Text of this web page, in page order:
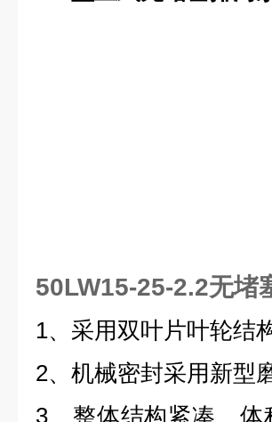
50LW15-25-2.2无堵
1、采用双叶片叶轮结
2、机械密封采用新型
3、整体结构紧凑、